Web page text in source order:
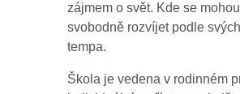
zájmem o svět. Kde se mohou
svobodně rozvíjet podle
tempa.
Škola je vedena v rodinném